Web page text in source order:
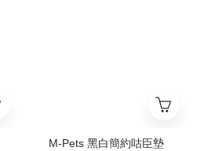
M-Pets 黑白簡約咕臣墊